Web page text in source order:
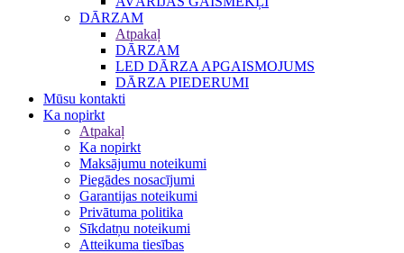
DĀRZAM
Atpakaļ
DĀRZAM
LED DĀRZA APGAISMOJUMS
DĀRZA PIEDERUMI
Mūsu kontakti
Ka nopirkt
Atpakaļ
Ka nopirkt
Maksājumu noteikumi
Piegādes nosacījumi
Garantijas noteikumi
Privātuma politika
Sīkdatņu noteikumi
Atteikuma tiesības